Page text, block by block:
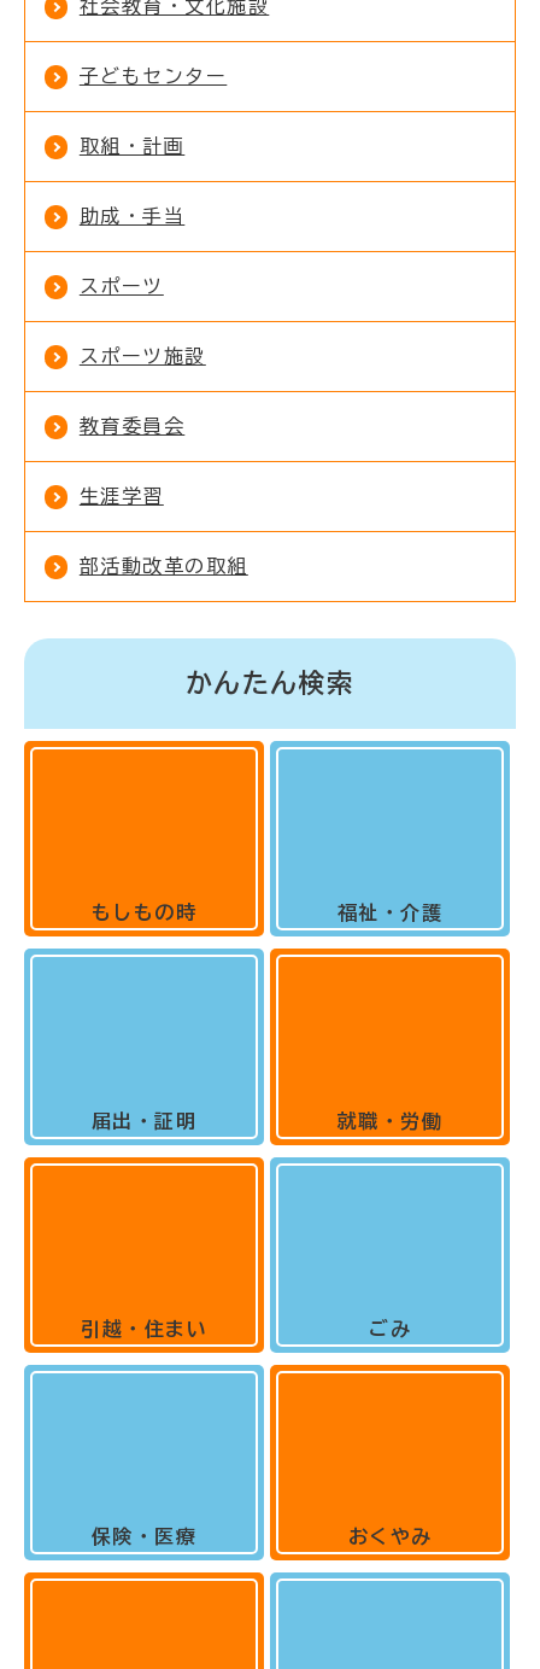
社会教育・文化施設
子どもセンター
取組・計画
助成・手当
スポーツ
スポーツ施設
教育委員会
生涯学習
部活動改革の取組
かんたん検索
もしもの時
届出・証明
引越・住まい
保険・医療
福祉・介護
就職・労働
ごみ
おくやみ